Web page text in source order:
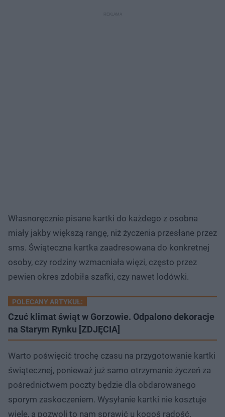
Własnoręcznie pisane kartki do każdego z osobna
miały jakby większą rangę, niż życzenia przesłane przez
sms. Świąteczna kartka zaadresowana do konkretnej
osoby, czy rodziny wzmacniała więzi, często przez
pewien okres zdobiła szafki, czy nawet lodówki.
POLECANY ARTYKUŁ:
Czuć klimat świąt w Gorzowie. Odpalono dekoracje
na Starym Rynku [ZDJĘCIA]
Warto poświęcić trochę czasu na przygotowanie kartki
świątecznej, ponieważ już samo otrzymanie życzeń za
pośrednictwem poczty będzie dla obdarowanego
sporym zaskoczeniem. Wysyłanie kartki nie kosztuje
wiele, a pozwoli to nam sprawić u kogoś radość.